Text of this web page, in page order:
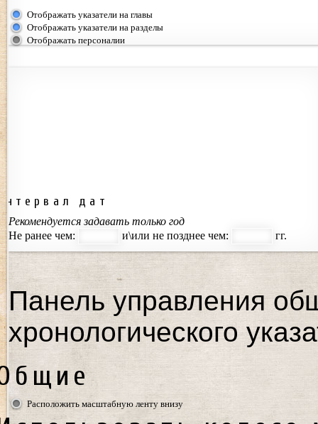
Отображать указатели на главы
Отображать указатели на разделы
Отображать персоналии
дат
Рекомендуется задавать только год
Не ранее чем:
и\или не позднее чем: гг.
Панель управления
хронологического
Расположить масштабную ленту внизу